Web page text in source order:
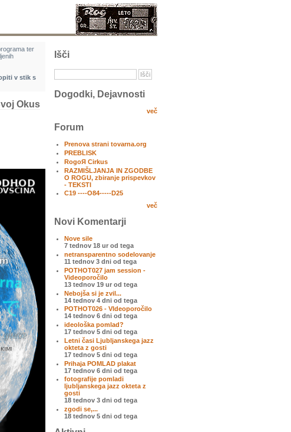
ter
v stik s
Okus
Išči
Dogodki, Dejavnosti
več
Forum
Prenova strani tovarna.org
PREBLISK
RogoЯ Cirkus
RAZMIŠLJANJA IN ZGODBE
O ROGU, zbiranje prispevkov
- TEKSTI
C19 ----O84-----D25
več
Novi Komentarji
Nove sile
7 tednov 18 ur od tega
netransparentno sodelovanje
11 tednov 3 dni od tega
POTHOT027 jam session -
Videoporočilo
13 tednov 19 ur od tega
Nebojša si je zvil...
14 tednov 4 dni od tega
POTHOT026 - VIdeoporočilo
14 tednov 6 dni od tega
ideološka pomlad?
17 tednov 5 dni od tega
Letni časi Ljubljanskega jazz
okteta z gosti
17 tednov 5 dni od tega
Prihaja POMLAD plakat
17 tednov 6 dni od tega
fotografije pomladi
ljubljanskega jazz okteta z
gosti
18 tednov 3 dni od tega
zgodi se,...
18 tednov 5 dni od tega